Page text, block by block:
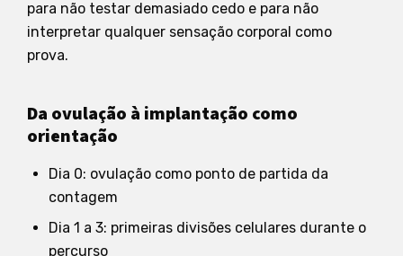
para não testar demasiado cedo e para não
interpretar qualquer sensação corporal como
prova.
Da ovulação à implantação como
orientação
Dia 0: ovulação como ponto de partida da
contagem
Dia 1 a 3: primeiras divisões celulares durante o
percurso